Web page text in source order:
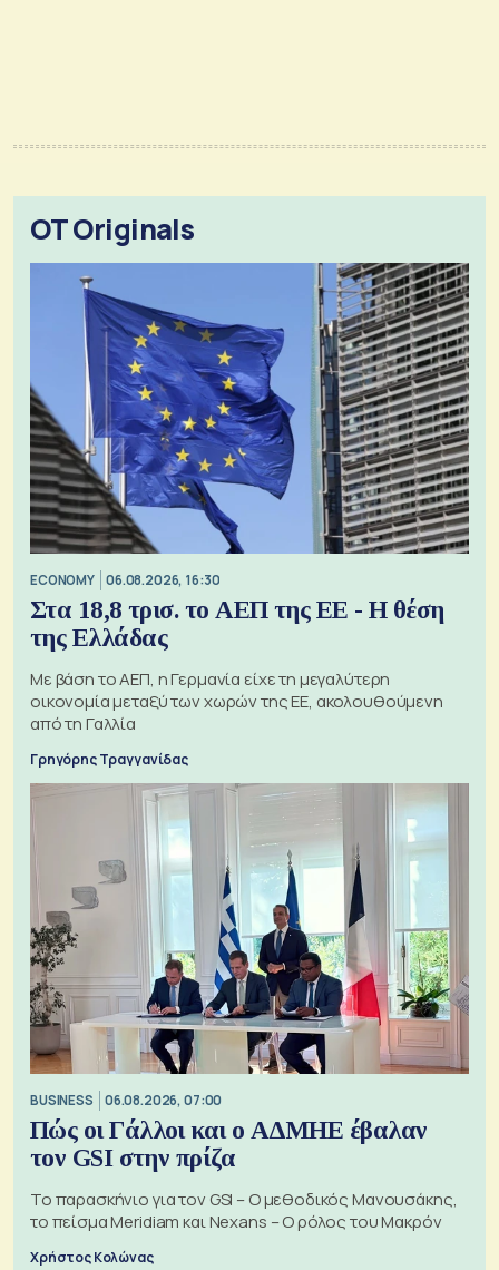
OT Originals
ECONOMY 06.08.2026, 16:30
Στα 18,8 τρισ. το ΑΕΠ της ΕΕ - Η θέση
της Ελλάδας
Με βάση το ΑΕΠ, η Γερμανία είχε τη μεγαλύτερη
οικονομία μεταξύ των χωρών της ΕΕ, ακολουθούμενη
από τη Γαλλία
Γρηγόρης Τραγγανίδας
BUSINESS 06.08.2026, 07:00
Πώς οι Γάλλοι και ο ΑΔΜΗΕ έβαλαν
τον GSI στην πρίζα
Το παρασκήνιο για τον GSI – Ο μεθοδικός Μανουσάκης,
το πείσμα Meridiam και Nexans – Ο ρόλος του Μακρόν
Χρήστος Κολώνας